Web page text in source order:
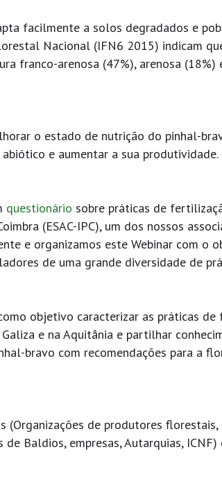
facilmente a solos degradados e
Nacional (IFN6 2015) indicam
franco-arenosa (47%), arenosa
o estado de nutrição do pinhal-
e aumentar a sua produtividade.
questionário sobre práticas de
(ESAC-IPC), um dos nossos
e organizamos este Webinar com o
de uma grande diversidade de
objetivo caracterizar as práticas
e na Aquitânia e partilhar
bravo com recomendações para a
(Organizações de produtores florestais,
Baldios, empresas, Autarquias,